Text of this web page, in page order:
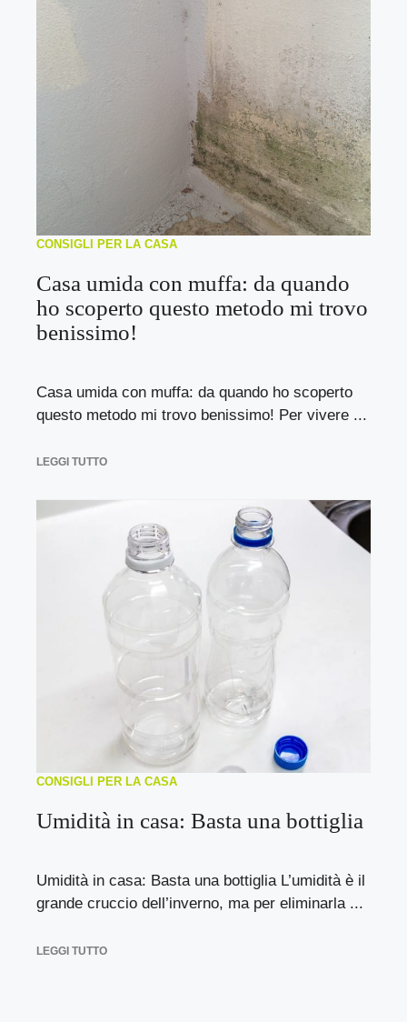
CONSIGLI PER LA CASA
Casa umida con muffa: da quando
ho scoperto questo metodo mi trovo
benissimo!
Casa umida con muffa: da quando ho scoperto
questo metodo mi trovo benissimo! Per vivere ...
LEGGI TUTTO
CONSIGLI PER LA CASA
Umidità in casa: Basta una bottiglia
Umidità in casa: Basta una bottiglia L’umidità è il
grande cruccio dell’inverno, ma per eliminarla ...
LEGGI TUTTO